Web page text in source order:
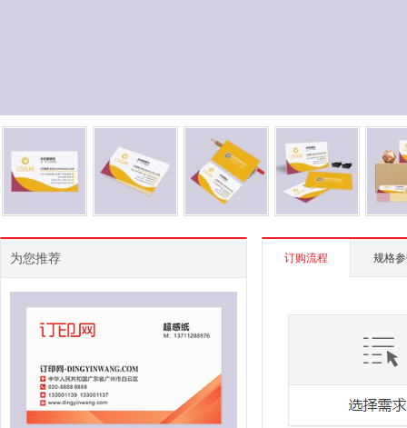
为您推荐 订购流程 规格